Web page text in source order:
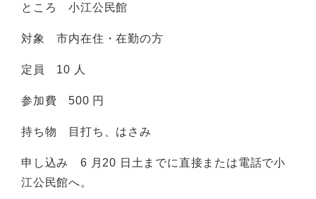
ところ 小江公民館
対象 市内在住・在勤の方
定員 10 人
参加費 500 円
持ち物 目打ち、はさみ
申し込み 6 月20 日土までに直接または電話で小
江公民館へ。